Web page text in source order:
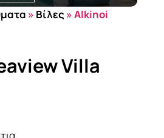
» Βίλες »Alkinoi
Villa